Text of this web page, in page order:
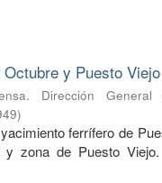
y Puesto Viejo
Dirección General
)
ferrífero de
zona de Puesto